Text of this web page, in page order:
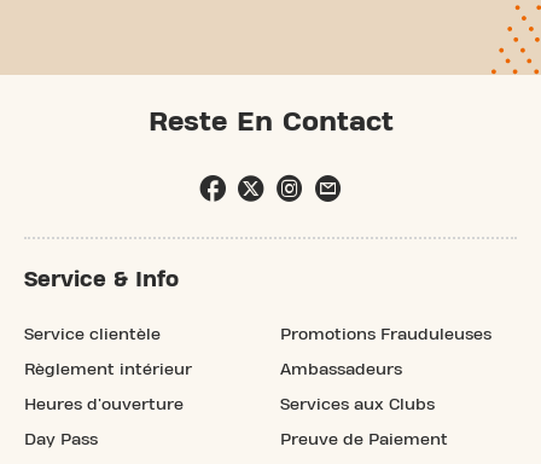
Reste En Contact
Service & Info
Service clientèle
Règlement intérieur
Heures d'ouverture
Day Pass
Promotions Frauduleuses
Ambassadeurs
Services aux Clubs
Preuve de Paiement